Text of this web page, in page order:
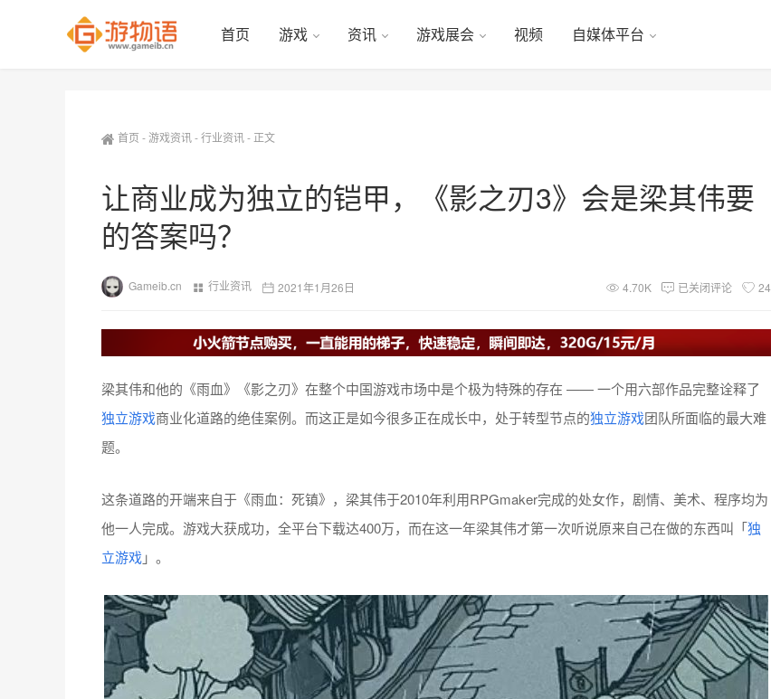
首页 游戏 资讯 游戏展会 视频 自媒体平台
首页 -游戏资讯-行业资讯- 正文
让商业成为独立的铠甲，《影之刃3》会是梁其伟要
的答案吗？
Gameib.cn 行业资讯 2021年1月26日 4.70K 已关闭评论 24
梁其伟和他的《雨血》《影之刃》在整个中国游戏市场中是个极为特殊的存在 —— 一个用六部作品完整诠释了
独立游戏商业化道路的绝佳案例。而这正是如今很多正在成长中，处于转型节点的独立游戏团队所面临的最大难
题。
这条道路的开端来自于《雨血：死镇》，梁其伟于2010年利用RPGmaker完成的处女作，剧情、美术、程序均为
他一人完成。游戏大获成功，全平台下载达400万，而在这一年梁其伟才第一次听说原来自己在做的东西叫「独
立游戏」。